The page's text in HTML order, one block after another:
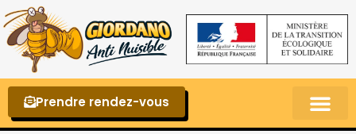
Prendre rendez-vous